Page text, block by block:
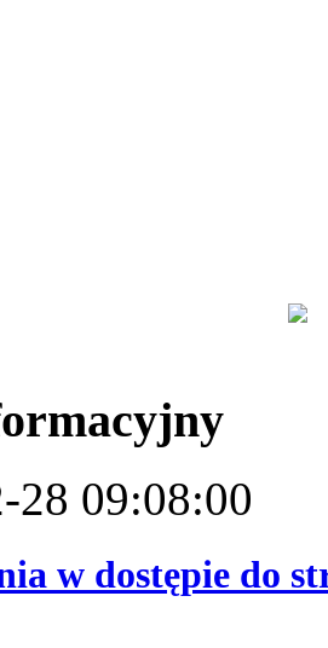
28 09:08:00
w dostępie do